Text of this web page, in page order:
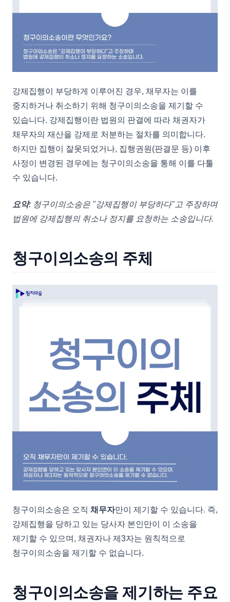
강제집행이 부당하게 이루어진 경우, 채무자는 이를
중지하거나 취소하기 위해 청구이의소송을 제기할 수
있습니다. 강제집행이란 법원의 판결에 따라 채권자가
채무자의 재산을 강제로 처분하는 절차를 의미합니다.
하지만 집행이 잘못되었거나, 집행권원(판결문 등) 이후
사정이 변경된 경우에는 청구이의소송을 통해 이를 다툴
수 있습니다.
요약: 청구이의소송은 "강제집행이 부당하다"고 주장하며
법원에 강제집행의 취소나 정지를 요청하는 소송입니다.
청구이의소송의 주체
청구이의소송은 오직 채무자만이 제기할 수 있습니다. 즉,
강제집행을 당하고 있는 당사자 본인만이 이 소송을
제기할 수 있으며, 채권자나 제3자는 원칙적으로
청구이의소송을 제기할 수 없습니다.
청구이의소송을 제기하는 주요